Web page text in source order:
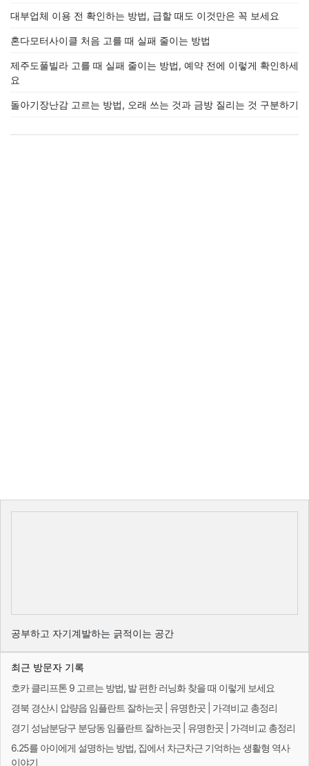
대부업체 이용 전 확인하는 방법, 급할 때도 이것만은 꼭 보세요
혼다모터사이클 처음 고를 때 실패 줄이는 방법
제주도풀빌라 고를 때 실패 줄이는 방법, 예약 전에 이렇게 확인하세
요
돌아기장난감 고르는 방법, 오래 쓰는 것과 금방 질리는 것 구분하기
공부하고 자기계발하는 긁적이는 공간
최근 방문자 기록
호카 클리프톤 9 고르는 방법, 발 편한 러닝화 찾을 때 이렇게 보세요
경북 경산시 압량읍 임플란트 잘하는곳 | 유명한곳 | 가격비교 총정리
경기 성남분당구 분당동 임플란트 잘하는곳 | 유명한곳 | 가격비교 총정리
6.25를 아이에게 설명하는 방법, 집에서 차근차근 기억하는 생활형 역사
이야기